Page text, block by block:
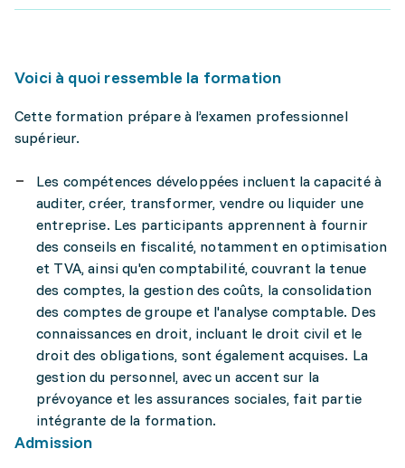
Voici à quoi ressemble la formation
Cette formation prépare à l’examen professionnel
supérieur.
Les compétences développées incluent la capacité à
auditer, créer, transformer, vendre ou liquider une
entreprise. Les participants apprennent à fournir
des conseils en fiscalité, notamment en optimisation
et TVA, ainsi qu'en comptabilité, couvrant la tenue
des comptes, la gestion des coûts, la consolidation
des comptes de groupe et l'analyse comptable. Des
connaissances en droit, incluant le droit civil et le
droit des obligations, sont également acquises. La
gestion du personnel, avec un accent sur la
prévoyance et les assurances sociales, fait partie
intégrante de la formation.
Admission